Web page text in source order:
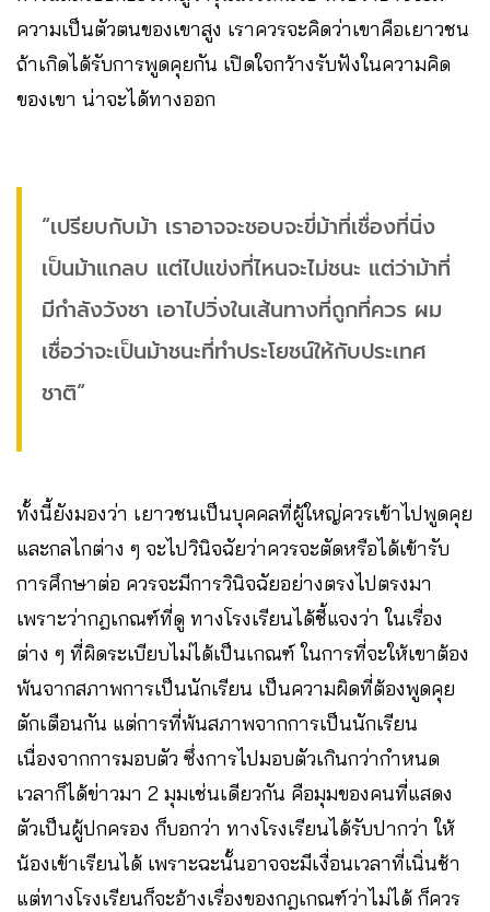
ความเป็นตัวตนของเขาสูง เราควรจะคิดว่าเขาคือเยาวชน
ถ้าเกิดได้รับการพูดคุยกัน เปิดใจกว้างรับฟังในความคิด
ของเขา น่าจะได้ทางออก
“เปรียบกับม้า เราอาจจะชอบจะขี่ม้าที่เชื่องที่นิ่ง
เป็นม้าแกลบ แต่ไปแข่งที่ไหนจะไม่ชนะ แต่ว่าม้าที่
มีกำลังวังชา เอาไปวิ่งในเส้นทางที่ถูกที่ควร ผม
เชื่อว่าจะเป็นม้าชนะที่ทำประโยชน์ให้กับประเทศ
ชาติ“
ทั้งนี้ยังมองว่า เยาวชนเป็นบุคคลที่ผู้ใหญ่ควรเข้าไปพูดคุย
และกลไกต่าง ๆ จะไปวินิจฉัยว่าควรจะตัดหรือได้เข้ารับ
การศึกษาต่อ ควรจะมีการวินิจฉัยอย่างตรงไปตรงมา
เพราะว่ากฎเกณฑ์ที่ดู ทางโรงเรียนได้ชี้แจงว่า ในเรื่อง
ต่าง ๆ ที่ผิดระเบียบไม่ได้เป็นเกณฑ์ ในการที่จะให้เขาต้อง
พ้นจากสภาพการเป็นนักเรียน เป็นความผิดที่ต้องพูดคุย
ตักเตือนกัน แต่การที่พ้นสภาพจากการเป็นนักเรียน
เนื่องจากการมอบตัว ซึ่งการไปมอบตัวเกินกว่ากำหนด
เวลาก็ได้ข่าวมา 2 มุมเช่นเดียวกัน คือมุมของคนที่แสดง
ตัวเป็นผู้ปกครอง ก็บอกว่า ทางโรงเรียนได้รับปากว่า ให้
น้องเข้าเรียนได้ เพราะฉะนั้นอาจจะมีเงื่อนเวลาที่เนิ่นช้า
แต่ทางโรงเรียนก็จะอ้างเรื่องของกฎเกณฑ์ว่าไม่ได้ ก็ควร